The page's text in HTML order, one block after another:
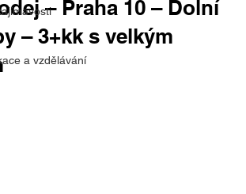
a vzdělávání
– Praha 10 – Dolní
– 3+kk s velkým